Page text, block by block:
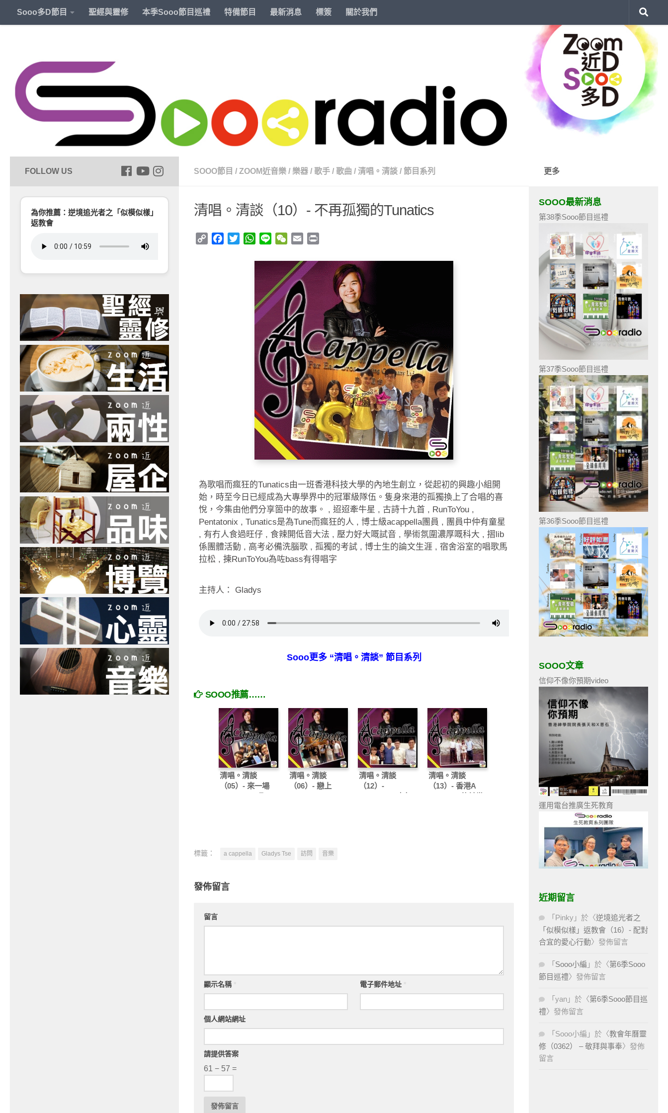
Sooo多D節目 聖經與靈修 本季Sooo節目巡禮 特備節目 最新消息 標簽 關於我們
SOOO節目 / ZOOM近音樂 / 樂器 / 歌手 / 歌曲 / 清唱。清談 / 節目系列
清唱。清談（10）- 不再孤獨的Tunatics
Copy
Facebook
TwitterWhatsApp
Line WeChat
Email
為歌唱而瘋狂的Tunatics由一班香港科技大學的內地生創立，從起初的興趣小組開
始，時至今日已經成為大專學界中的冠軍級隊伍。隻身來港的孤獨換上了合唱的喜
悅，今集由他們分享箇中的故事。 , 迢迢牽牛星 , 古詩十九首 , RunToYou ,
Pentatonix , Tunatics是為Tune而瘋狂的人 , 博士級acappella團員 , 團員中仲有童星
, 有冇人食過旺仔 , 食辣開低音大法 , 壓力好大嘅試音 , 學術氛圍濃厚嘅科大 , 摺lib
係團體活動 , 高考必備洗腦歌 , 孤獨的考試 , 博士生的論文生涯 , 宿舍浴室的唱歌馬
拉松 , 揀RunToYou為咗bass有得唱字
主持人： Gladys
Sooo更多 “清唱。清談” 節目系列
SOOO推薦……
清唱。清談
（05）- 來一場
清唱。清談
（06）- 戀上
清唱。清談
（12）-
清唱。清談
（13）- 香港A
標籤： a cappella Gladys Tse 訪問 音樂
發佈留言
留言
顯示名稱 電子郵件地址
個人網站網址
請提供答案
61 − 57 =
為你推薦：逆境追光者之「似模似樣」
返教會
更多
SOOO最新消息
第38季Sooo節目巡禮
第37季Sooo節目巡禮
第36季Sooo節目巡禮
SOOO文章
信仰不像你預期video
運用電台推廣生死教育
近期留言
「 Pinky 」於〈逆境追光者之
「似模似樣」返教會（16）- 配對
合宜的愛心行動〉發佈留言
「 Sooo小編 」於〈第6季Sooo
節目巡禮〉發佈留言
「 yan 」於〈第6季Sooo節目巡
禮〉發佈留言
「 Sooo小編 」於〈教會年曆靈
修（0362） – 敬拜與事奉〉發佈
留言